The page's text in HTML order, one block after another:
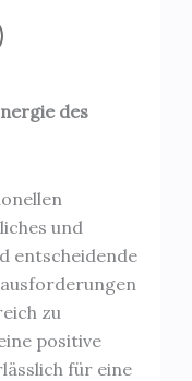
des
und
entscheidende
zu
positive
für eine